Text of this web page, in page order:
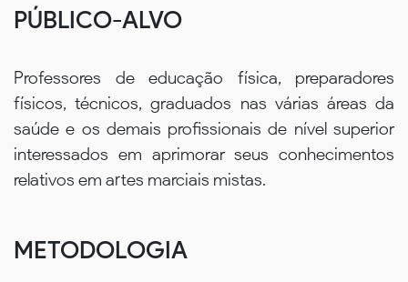
PÚBLICO-ALVO
Professores de educação física, preparadores
físicos, técnicos, graduados nas várias áreas da
saúde e os demais profissionais de nível superior
interessados em aprimorar seus conhecimentos
relativos em artes marciais mistas.
METODOLOGIA